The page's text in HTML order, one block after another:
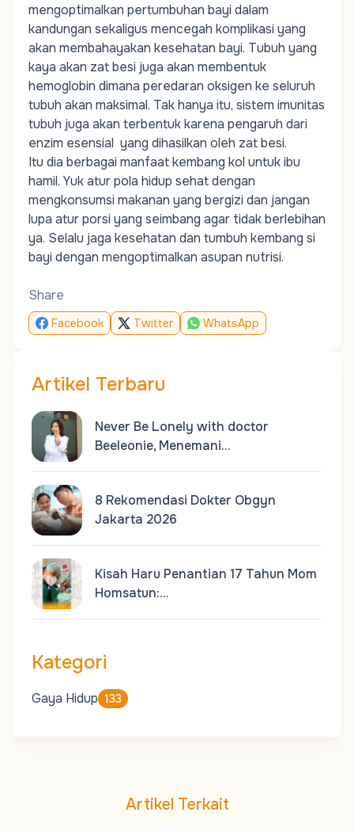
mengoptimalkan pertumbuhan bayi dalam
kandungan sekaligus mencegah komplikasi yang
akan membahayakan kesehatan bayi. Tubuh yang
kaya akan zat besi juga akan membentuk
hemoglobin dimana peredaran oksigen ke seluruh
tubuh akan maksimal. Tak hanya itu, sistem imunitas
tubuh juga akan terbentuk karena pengaruh dari
enzim esensial yang dihasilkan oleh zat besi.
Itu dia berbagai manfaat kembang kol untuk ibu
hamil. Yuk atur pola hidup sehat dengan
mengkonsumsi makanan yang bergizi dan jangan
lupa atur porsi yang seimbang agar tidak berlebihan
ya. Selalu jaga kesehatan dan tumbuh kembang si
bayi dengan mengoptimalkan asupan nutrisi.
Share
Facebook Twitter WhatsApp
Artikel Terbaru
Never Be Lonely with doctor
Beeleonie, Menemani…
8 Rekomendasi Dokter Obgyn
Jakarta 2026
Kisah Haru Penantian 17 Tahun Mom
Homsatun:…
Kategori
Gaya Hidup 133
Artikel Terkait